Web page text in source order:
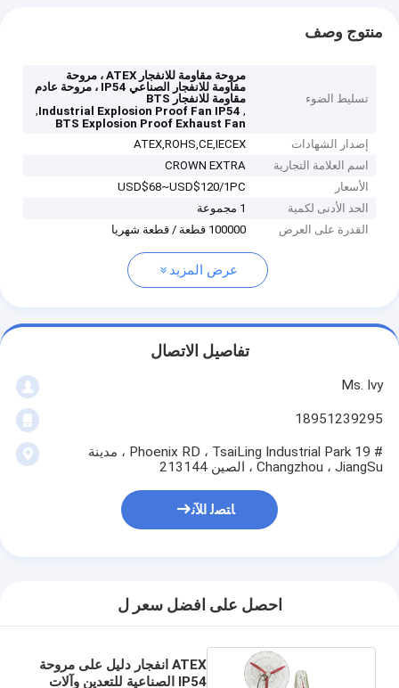
منتوج وصف
تسليط الضوء
مروحة مقاومة للانفجار ATEX ، مروحة
مقاومة للانفجار الصناعي IP54 ، مروحة عادم
مقاومة للانفجار BTS
,
Industrial Explosion Proof Fan IP54
,
BTS Explosion Proof Exhaust Fan
إصدار الشهادات
ATEX,ROHS,CE,IECEX
اسم العلامة التجارية
CROWN EXTRA
الأسعار
USD$68~USD$120/1PC
الحد الأدنى لكمية
1 مجموعة
القدرة على العرض
100000 قطعة / قطعة شهريا
عرض المزيد
تفاصيل الاتصال
Ms. Ivy
18951239295
# 19 Phoenix RD ، TsaiLing Industrial Park ، مدينة
Changzhou ، JiangSu ، الصين 213144
ﺎﺘﺼﻟ ﺍﻶﻧ
احصل على افضل سعر ل
ATEX انفجار دليل على مروحة
IP54 الصناعية للتعدين وآلات